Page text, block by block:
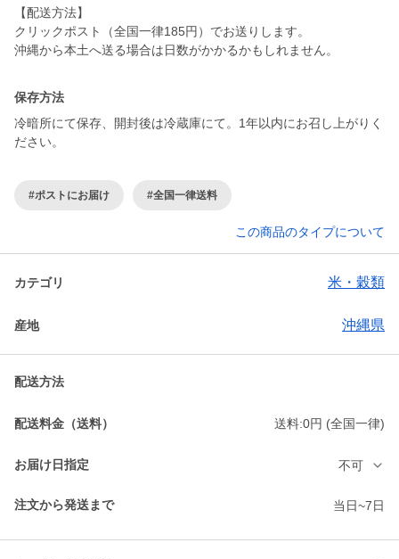
【配送方法】
クリックポスト（全国一律185円）でお送りします。
沖縄から本土へ送る場合は日数がかかるかもしれません。
保存方法
冷暗所にて保存、開封後は冷蔵庫にて。1年以内にお召し上がりく
ださい。
#ポストにお届け #全国一律送料
この商品のタイプについて
カテゴリ 米・穀類
産地 沖縄県
配送方法
配送料金（送料） 送料:0円 (全国一律)
お届け日指定 不可
注文から発送まで 当日~7日